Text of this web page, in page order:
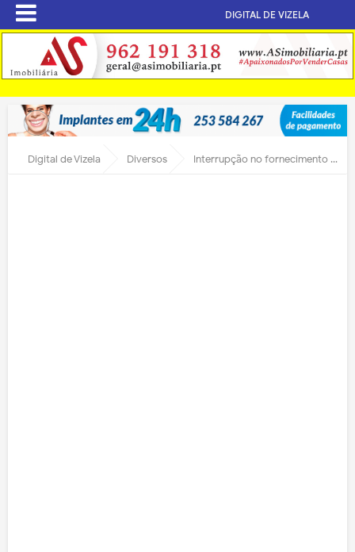
DIGITAL DE VIZELA
Digital de Vizela Diversos Interrupção no fornecimento de água em Santa Eulália, S. João e Infias